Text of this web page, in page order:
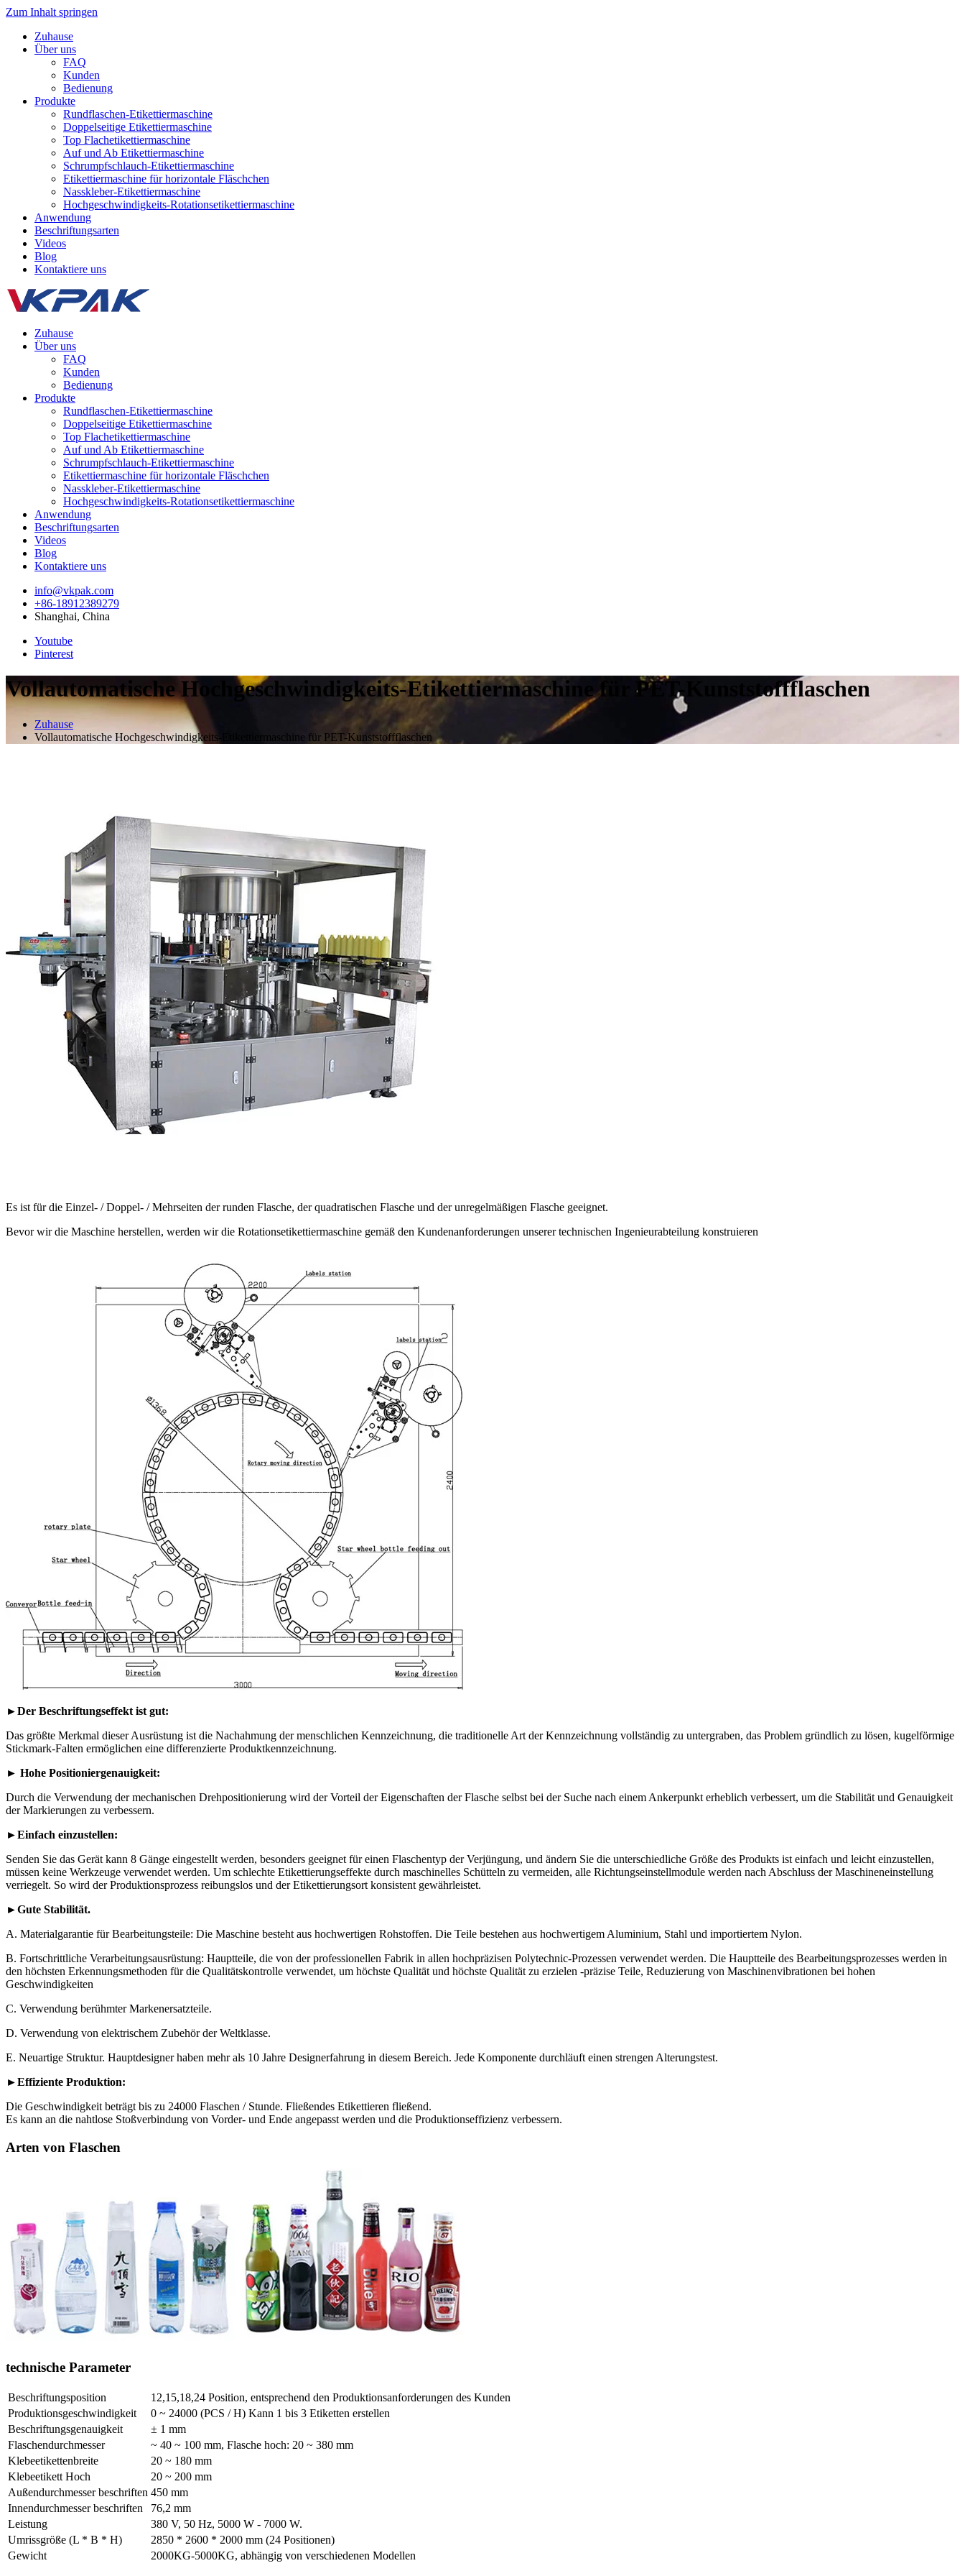
Zum Inhalt springen
Zuhause
Über uns
FAQ
Kunden
Bedienung
Produkte
Rundflaschen-Etikettiermaschine
Doppelseitige Etikettiermaschine
Top Flachetikettiermaschine
Auf und Ab Etikettiermaschine
Schrumpfschlauch-Etikettiermaschine
Etikettiermaschine für horizontale Fläschchen
Nasskleber-Etikettiermaschine
Hochgeschwindigkeits-Rotationsetikettiermaschine
Anwendung
Beschriftungsarten
Videos
Blog
Kontaktiere uns
Zuhause
Über uns
FAQ
Kunden
Bedienung
Produkte
Rundflaschen-Etikettiermaschine
Doppelseitige Etikettiermaschine
Top Flachetikettiermaschine
Auf und Ab Etikettiermaschine
Schrumpfschlauch-Etikettiermaschine
Etikettiermaschine für horizontale Fläschchen
Nasskleber-Etikettiermaschine
Hochgeschwindigkeits-Rotationsetikettiermaschine
Anwendung
Beschriftungsarten
Videos
Blog
Kontaktiere uns
info@vkpak.com
+86-18912389279
Shanghai, China
Youtube
Pinterest
Vollautomatische Hochgeschwindigkeits-Etikettiermaschine für PET-Kunststoffflaschen
Zuhause
Vollautomatische Hochgeschwindigkeits-Etikettiermaschine für PET-Kunststoffflaschen
Es ist für die Einzel- / Doppel- / Mehrseiten der runden Flasche, der quadratischen Flasche und der unregelmäßigen Flasche geeignet.
Bevor wir die Maschine herstellen, werden wir die Rotationsetikettiermaschine gemäß den Kundenanforderungen unserer technischen Ingenieurabteilung konstruieren
►Der Beschriftungseffekt ist gut:
Das größte Merkmal dieser Ausrüstung ist die Nachahmung der menschlichen Kennzeichnung, die traditionelle Art der Kennzeichnung vollständig zu untergraben, das Problem gründlich zu lösen, kugelförmige
Stickmark-Falten ermöglichen eine differenzierte Produktkennzeichnung.
► Hohe Positioniergenauigkeit:
Durch die Verwendung der mechanischen Drehpositionierung wird der Vorteil der Eigenschaften der Flasche selbst bei der Suche nach einem Ankerpunkt erheblich verbessert, um die Stabilität und Genauigkeit
der Markierungen zu verbessern.
►Einfach einzustellen:
Senden Sie das Gerät kann 8 Gänge eingestellt werden, besonders geeignet für einen Flaschentyp der Verjüngung, und ändern Sie die unterschiedliche Größe des Produkts ist einfach und leicht einzustellen,
müssen keine Werkzeuge verwendet werden. Um schlechte Etikettierungseffekte durch maschinelles Schütteln zu vermeiden, alle Richtungseinstellmodule werden nach Abschluss der Maschineneinstellung
verriegelt. So wird der Produktionsprozess reibungslos und der Etikettierungsort konsistent gewährleistet.
►Gute Stabilität.
A. Materialgarantie für Bearbeitungsteile: Die Maschine besteht aus hochwertigen Rohstoffen. Die Teile bestehen aus hochwertigem Aluminium, Stahl und importiertem Nylon.
B. Fortschrittliche Verarbeitungsausrüstung: Hauptteile, die von der professionellen Fabrik in allen hochpräzisen Polytechnic-Prozessen verwendet werden. Die Hauptteile des Bearbeitungsprozesses werden in
den höchsten Erkennungsmethoden für die Qualitätskontrolle verwendet, um höchste Qualität und höchste Qualität zu erzielen -präzise Teile, Reduzierung von Maschinenvibrationen bei hohen
Geschwindigkeiten
C. Verwendung berühmter Markenersatzteile.
D. Verwendung von elektrischem Zubehör der Weltklasse.
E. Neuartige Struktur. Hauptdesigner haben mehr als 10 Jahre Designerfahrung in diesem Bereich. Jede Komponente durchläuft einen strengen Alterungstest.
►Effiziente Produktion:
Die Geschwindigkeit beträgt bis zu 24000 Flaschen / Stunde. Fließendes Etikettieren fließend.
Es kann an die nahtlose Stoßverbindung von Vorder- und Ende angepasst werden und die Produktionseffizienz verbessern.
Arten von Flaschen
technische Parameter
Beschriftungsposition
12,15,18,24 Position, entsprechend den Produktionsanforderungen des Kunden
Produktionsgeschwindigkeit
0 ~ 24000 (PCS / H) Kann 1 bis 3 Etiketten erstellen
Beschriftungsgenauigkeit
± 1 mm
Flaschendurchmesser
~ 40 ~ 100 mm, Flasche hoch: 20 ~ 380 mm
Klebeetikettenbreite
20 ~ 180 mm
Klebeetikett Hoch
20 ~ 200 mm
Außendurchmesser beschriften 450 mm
Innendurchmesser beschriften
76,2 mm
Leistung
380 V, 50 Hz, 5000 W - 7000 W.
Umrissgröße (L * B * H)
2850 * 2600 * 2000 mm (24 Positionen)
Gewicht
2000KG-5000KG, abhängig von verschiedenen Modellen